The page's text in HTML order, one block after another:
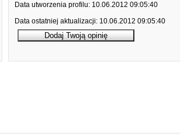
Data utworzenia profilu: 10.06.2012 09:05:40
Data ostatniej aktualizacji: 10.06.2012 09:05:40